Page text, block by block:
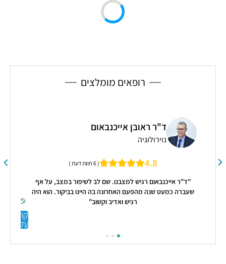
רופאים מומלצים
( 6 חוות דעת )
לב לשיפור במצב, על אף
היינו בביקור. הוא היה
"מפגש נעים טיפול בתשומת לב